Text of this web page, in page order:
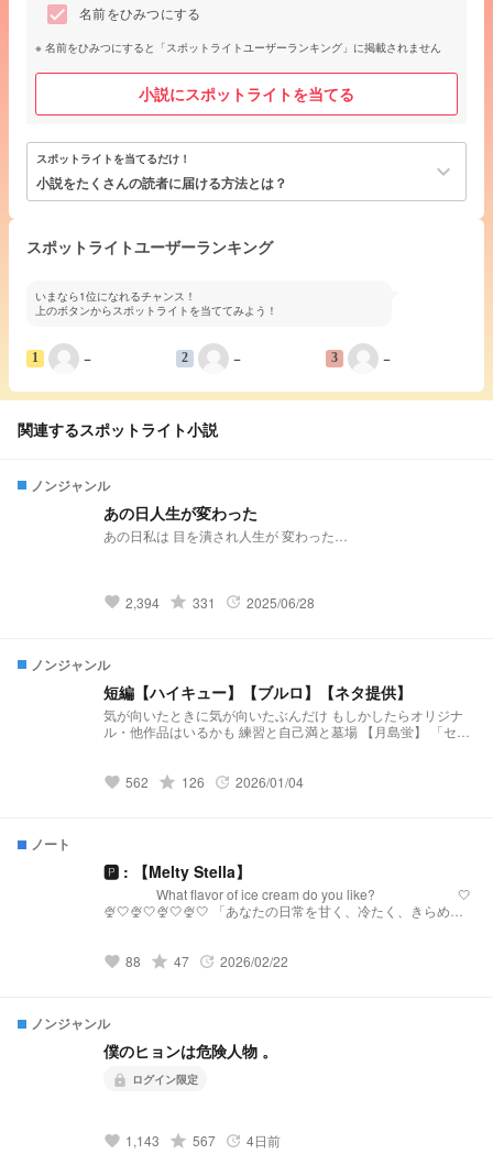
名前をひみつにする
名前をひみつにすると「スポットライトユーザーランキング」に掲載されません
小説にスポットライトを当てる
スポットライトを当てるだけ！
小説をたくさんの読者に届ける方法とは？ keyboard_arrow_down
スポットライトユーザーランキング
いまなら1位になれるチャンス！
上のボタンからスポットライトを当ててみよう！
1 − 2 − 3 −
関連するスポットライト小説
ノンジャンル
あの日人生が変わった
あの日私は 目を潰され人生が 変わった…
favorite 2,394 grade 331 update 2025/06/28
ノンジャンル
短編【ハイキュー】【ブルロ】【ネタ提供】
気が向いたときに気が向いたぶんだけ もしかしたらオリジナ
ル・他作品はいるかも 練習と自己満と墓場 【月島蛍】 「セレ
治】 「先輩、まだ独り身なんすか？(笑)」 小説になりました↓
↓ ↓ https://novel.prcm.jp/novel/wm18GhLSixpJNbKeARoK
【宮侑】(角名) 「ちみけも買ったら男子高校生拾った話」 小説
になりました↓ ↓ ↓
https://novel.prcm.jp/novel/nMbYXcbwwQjoQ15Ja254 【牛
favorite 562 grade 126 update 2026/01/04
ノート
🅿︎ : 【Melty Stella】
What flavor of ice cream do you like? 🤍
🍨🤍🍨🤍🍨🤍🍨🤍 「あなたの日常を甘く、冷たく、きらめか
届けるプリチューバ事務所です。 略称:メルステ 事務
favorite 88 grade 47 update 2026/02/22
ノンジャンル
僕のヒョンは危険人物 。
lock ログイン限定
favorite 1,143 grade 567 update 4日前